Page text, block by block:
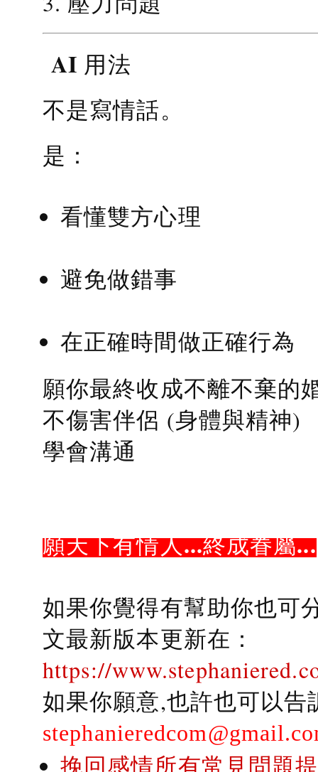
AI 用法
不是寫情話。
是：
看懂雙方心理
避免做錯事
在正確時間做正確行為
願你最終收成不離不棄的
不傷害伴侶 (身體與精神)
學會溝通
願天下有情人...終成眷屬...
如果你覺得有幫助你也可
文最新版本更新在：
https://
如果你願意,也許也可以
挽回感情所有常見問題